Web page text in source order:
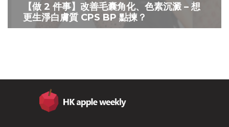
【做 2 件事】改善毛囊角化、色素沉澱 – 想
更生淨白膚質 CPS BP 點揀？